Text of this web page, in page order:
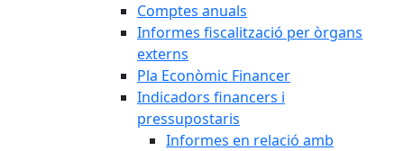
Comptes anuals
Informes fiscalització per òrgans
externs
Pla Econòmic Financer
Indicadors financers i
pressupostaris
Informes en relació amb